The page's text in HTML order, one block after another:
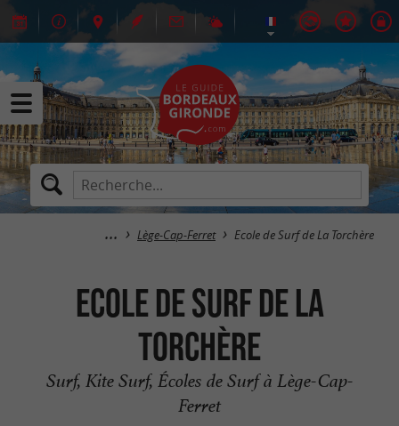
Lège-Cap-Ferret Ecole de Surf de La Torchère
Ecole de Surf de La
Torchère
Surf, Kite Surf, Écoles de Surf à Lège-Cap-
Ferret